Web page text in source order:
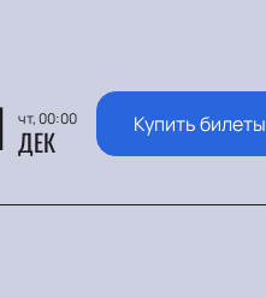
чт, 00:00
ДЕК Купить билеты